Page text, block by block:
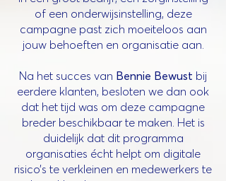
of een onderwijsinstelling, deze
campagne past zich moeiteloos aan
jouw behoeften en organisatie aan.
Na het succes van Bennie Bewust bij
eerdere klanten, besloten we dan ook
dat het tijd was om deze campagne
breder beschikbaar te maken. Het is
duidelijk dat dit programma
organisaties écht helpt om digitale
risico’s te verkleinen en medewerkers te